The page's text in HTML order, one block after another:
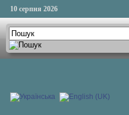
10 серпня 2026